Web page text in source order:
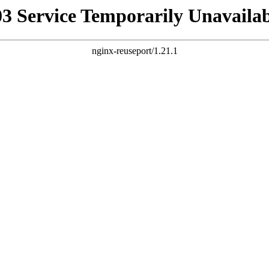
Service Temporarily
nginx-reuseport/1.21.1